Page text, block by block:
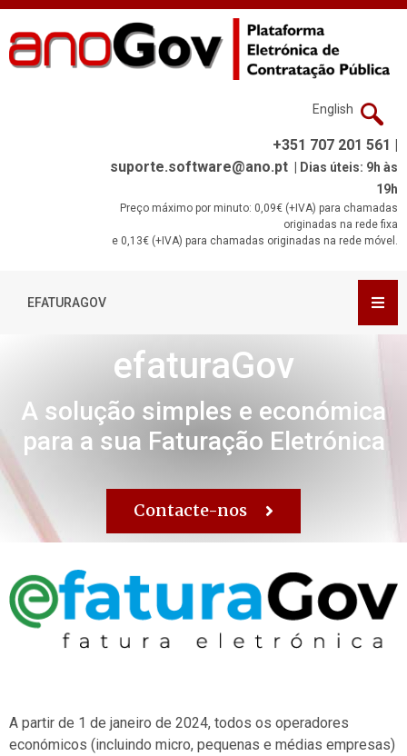
English
+351 707 201 561 |
suporte.software@ano.pt
| Dias úteis: 9h às
19h
Preço máximo por minuto: 0,09€ (+IVA) para chamadas
originadas na rede fixa
e 0,13€ (+IVA) para chamadas originadas na rede móvel.
EFATURAGOV
efaturaGov
A solução simples e económica
para a sua Faturação Eletrónica
Contacte-nos
A partir de 1 de janeiro de 2024, todos os operadores
económicos (incluindo micro, pequenas e médias empresas)